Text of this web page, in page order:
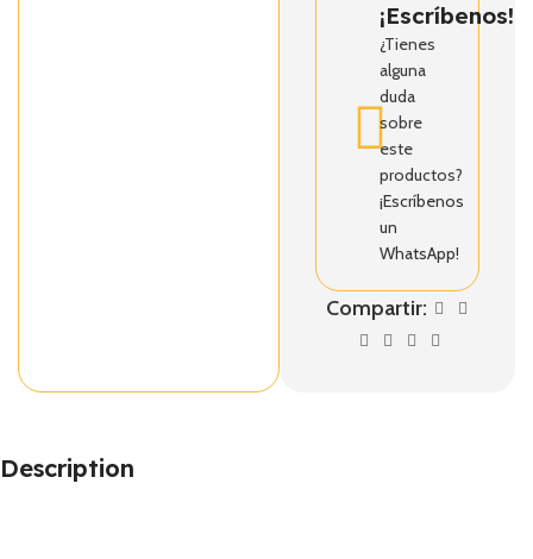
¡Escríbenos!
¿Tienes
alguna
duda
sobre
este
productos?
¡Escríbenos
un
WhatsApp!
Compartir:
Description